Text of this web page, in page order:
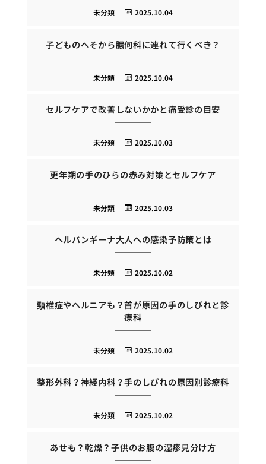
2025.10.04
未分類
子どものへそから膿何科に連れて行くべき？
2025.10.04
未分類
セルフケアで改善しないかかと痛受診の目安
2025.10.03
未分類
更年期の手のひらの赤み対策とセルフケア
2025.10.03
未分類
ヘルパンギーナ大人への感染予防策とは
2025.10.02
未分類
頸椎症やヘルニアも？首が原因の手のしびれと診
療科
2025.10.02
未分類
整形外科？神経内科？手のしびれの原因別診療科
2025.10.02
未分類
あせも？乾燥？子供のお腹の湿疹見分け方